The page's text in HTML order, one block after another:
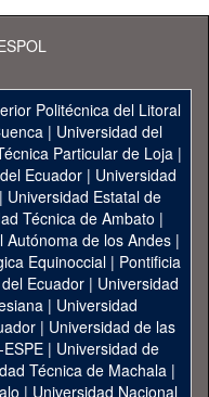
Politécnica del Litoral
| Universidad del
Particular de Loja|
Ecuador| Universidad
| Universidad Estatal de
Técnica de Ambato |
Autónoma de los Andes|
Equinoccial| Pontificia
Ecuador | Universidad
| Universidad
| Universidad de las
| Universidad de
Técnica de Machala|
| Universidad Nacional